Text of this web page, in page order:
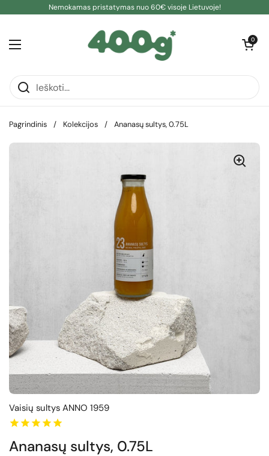
Pereiti prie turinioNemokamas pristatymas nuo 60€ visoje Lietuvoje!
Atidaryti meniu
Atidaryti
0
Pagrindinis / Kolekcijos / Ananasų sultys, 0.75L
Vaisių sultys ANNO 1959
Ananasų sultys, 0.75L